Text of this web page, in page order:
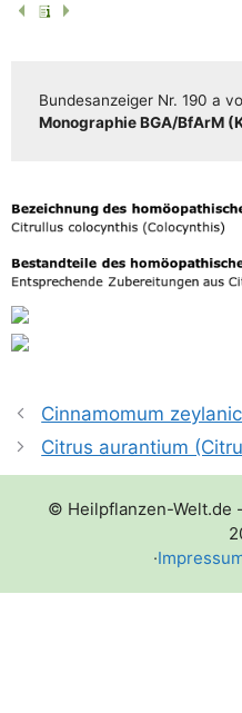
Bun­des­an­zei­ger Nr. 190 a
Mono­gra­phie BGA/​​BfArM
Cinnamomum
Citrus aurantium
© Heilpflanzen-Welt.de
·